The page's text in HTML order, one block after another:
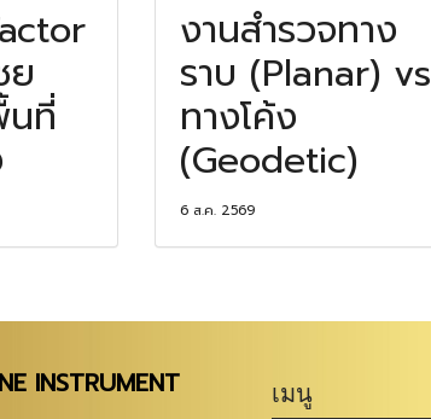
ย
นที่
งานสำรวจทาง
ราบ (Planar) vs
ทางโค้ง
(Geodetic)
6 ส.ค. 2569
INSTRUMENT เมนู